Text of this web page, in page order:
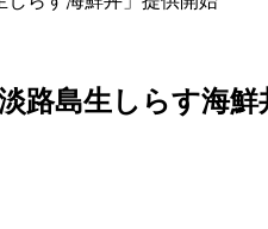
路島生しらす海鮮